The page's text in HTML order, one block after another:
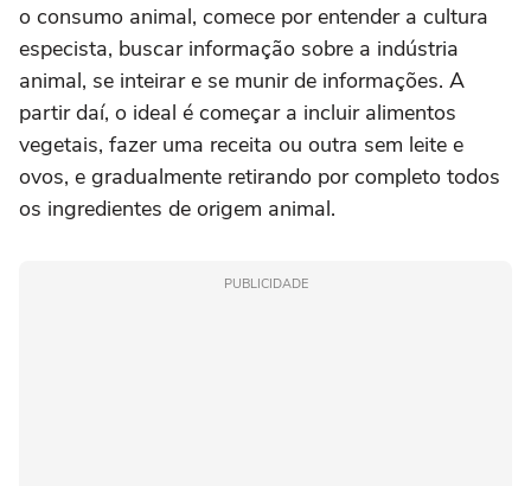
o consumo animal, comece por entender a cultura
especista, buscar informação sobre a indústria
animal, se inteirar e se munir de informações. A
partir daí, o ideal é começar a incluir alimentos
vegetais, fazer uma receita ou outra sem leite e
ovos, e gradualmente retirando por completo todos
os ingredientes de origem animal.
PUBLICIDADE